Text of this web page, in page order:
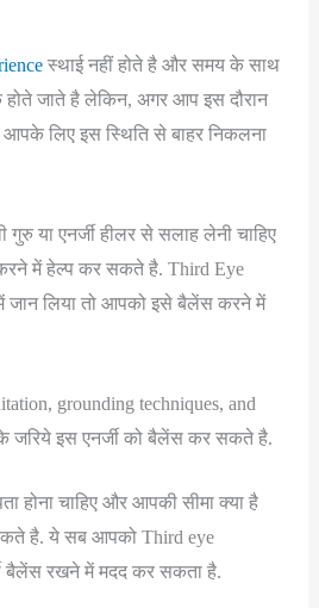
स्थाई नहीं होते है और समय के साथ
जाते है लेकिन, अगर आप इस दौरान
आपके लिए इस स्थिति से बाहर निकलना
या एनर्जी हीलर से सलाह लेनी चाहिए
में हेल्प कर सकते है. Third Eye
जान लिया तो आपको इसे बैलेंस करने में
grounding techniques, and
जरिये इस एनर्जी को बैलेंस कर सकते है.
होना चाहिए और आपकी सीमा क्या है
है. ये सब आपको Third eye
बैलेंस रखने में मदद कर सकता है.